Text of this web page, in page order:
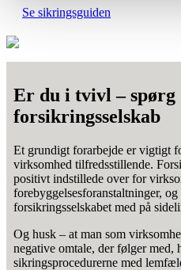
Se sikringsguiden
Er du i tvivl – spørg
forsikringsselskab
Et grundigt forarbejde er vigtigt
virksomhed tilfredsstillende.
positivt indstillede over for
forebyggelsesforanstaltninger,
forsikringsselskabet med på
Og husk – at man som
negative omtale, der følger med,
sikringsprocedurerne med